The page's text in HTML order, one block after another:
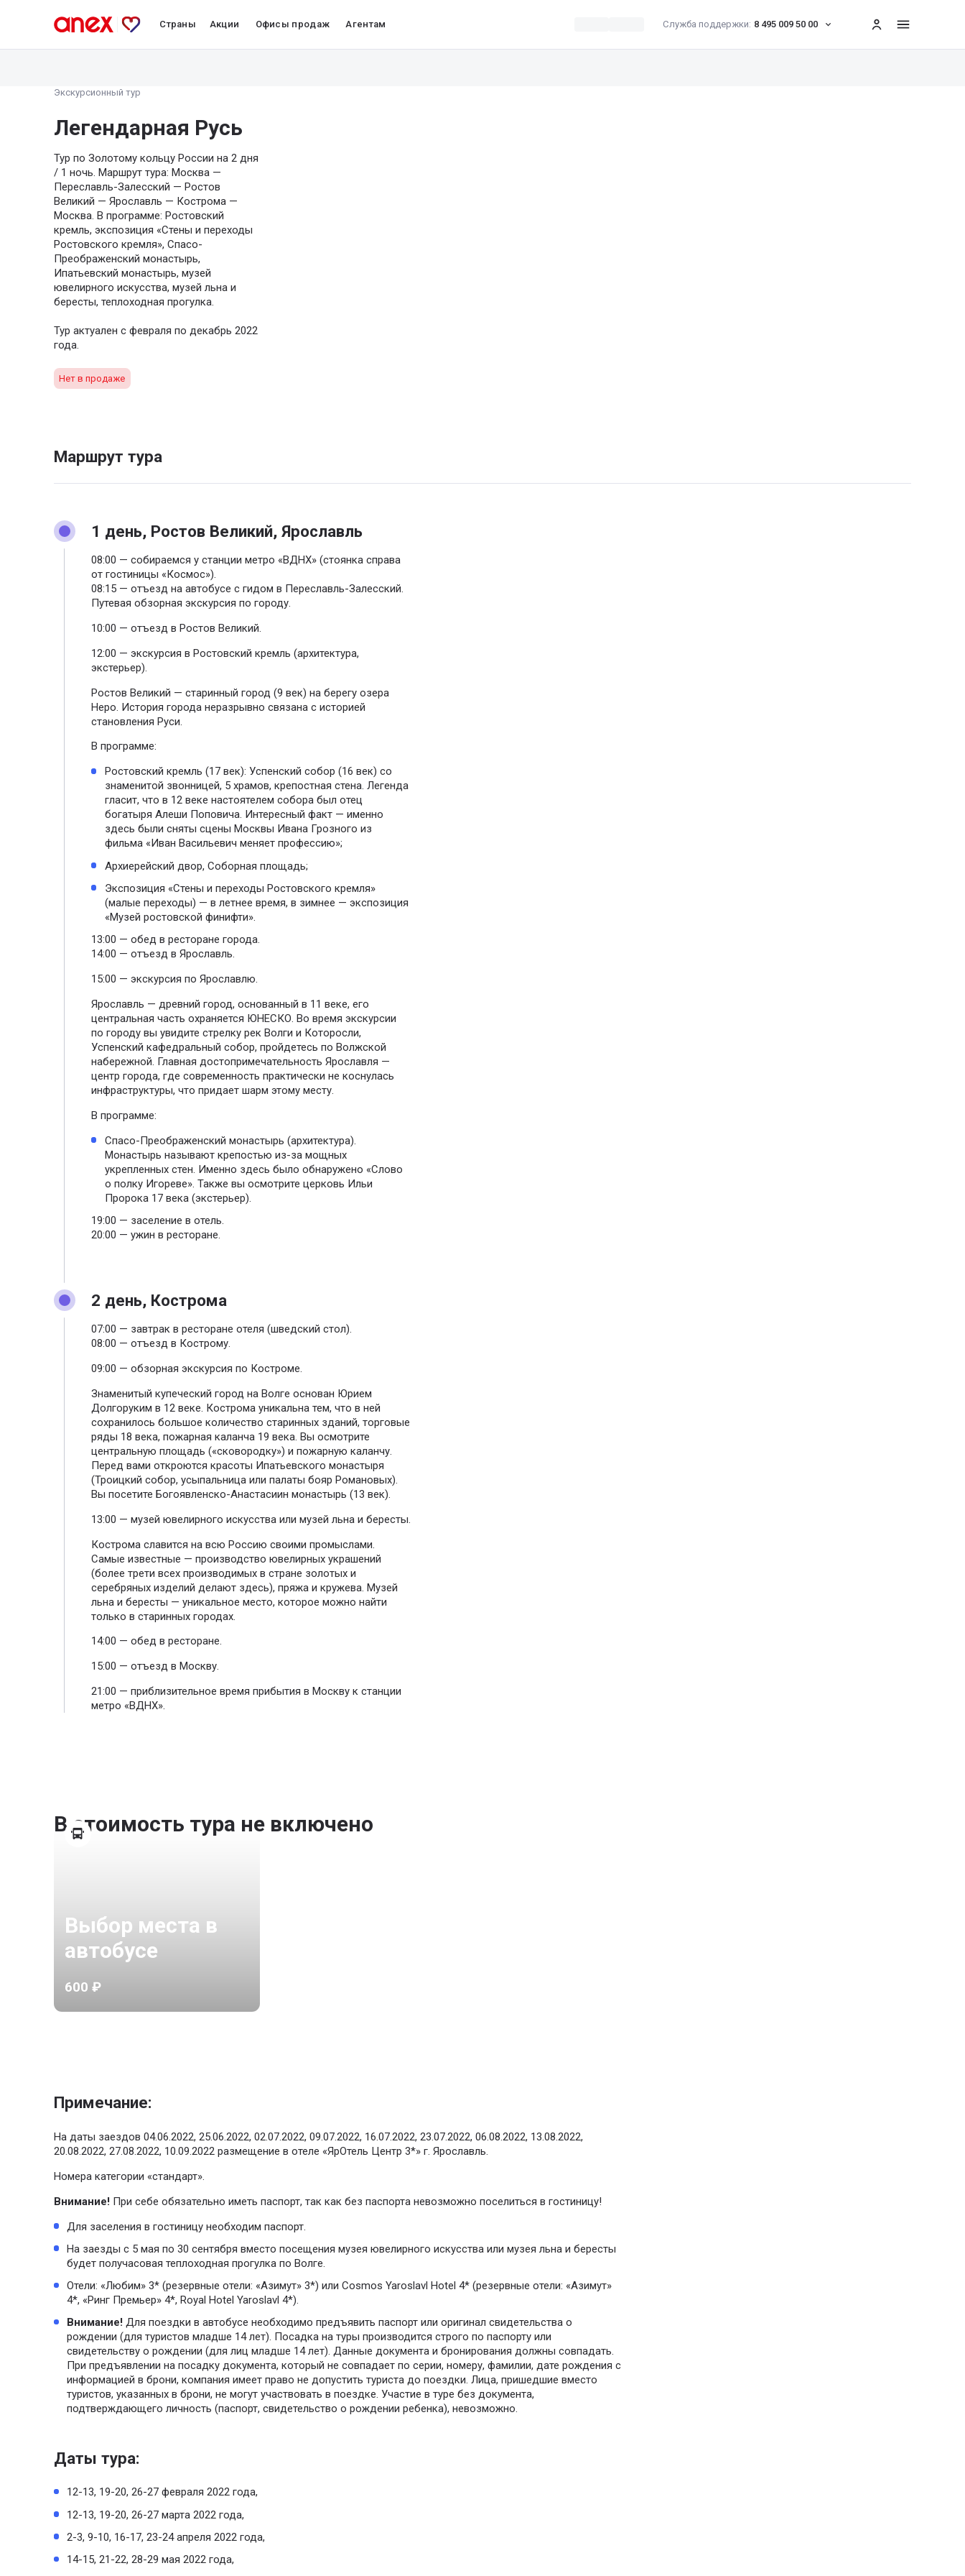
Страны Акции Офисы продаж Агентам Служба поддержки: 8 495 009 50 00 меню
Экскурсионный тур
Легендарная Русь
Тур по Золотому кольцу России на 2 дня
/ 1 ночь. Маршрут тура: Москва —
Переславль-Залесский — Ростов
Великий — Ярославль — Кострома —
Москва. В программе: Ростовский
кремль, экспозиция «Стены и переходы
Ростовского кремля», Спасо-
Преображенский монастырь,
Ипатьевский монастырь, музей
ювелирного искусства, музей льна и
бересты, теплоходная прогулка.
Тур актуален с февраля по декабрь 2022
года.
Нет в продаже
Маршрут тура
1 день, Ростов Великий, Ярославль
08:00 — собираемся у станции метро «ВДНХ» (стоянка справа
от гостиницы «Космос»).
08:15 — отъезд на автобусе с гидом в Переславль-Залесский.
Путевая обзорная экскурсия по городу.
10:00 — отъезд в Ростов Великий.
12:00 — экскурсия в Ростовский кремль (архитектура,
экстерьер).
Ростов Великий — старинный город (9 век) на берегу озера
Неро. История города неразрывно связана с историей
становления Руси.
В программе:
Ростовский кремль (17 век): Успенский собор (16 век) со
знаменитой звонницей, 5 храмов, крепостная стена. Легенда
гласит, что в 12 веке настоятелем собора был отец
богатыря Алеши Поповича. Интересный факт — именно
здесь были сняты сцены Москвы Ивана Грозного из
фильма «Иван Васильевич меняет профессию»;
Архиерейский двор, Соборная площадь;
Экспозиция «Стены и переходы Ростовского кремля»
(малые переходы) — в летнее время, в зимнее — экспозиция
«Музей ростовской финифти».
13:00 — обед в ресторане города.
14:00 — отъезд в Ярославль.
15:00 — экскурсия по Ярославлю.
Ярославль — древний город, основанный в 11 веке, его
центральная часть охраняется ЮНЕСКО. Во время экскурсии
по городу вы увидите стрелку рек Волги и Которосли,
Успенский кафедральный собор, пройдетесь по Волжской
набережной. Главная достопримечательность Ярославля —
центр города, где современность практически не коснулась
инфраструктуры, что придает шарм этому месту.
В программе:
Спасо-Преображенский монастырь (архитектура).
Монастырь называют крепостью из-за мощных
укрепленных стен. Именно здесь было обнаружено «Слово
о полку Игореве». Также вы осмотрите церковь Ильи
Пророка 17 века (экстерьер).
19:00 — заселение в отель.
20:00 — ужин в ресторане.
2 день, Кострома
07:00 — завтрак в ресторане отеля (шведский стол).
08:00 — отъезд в Кострому.
09:00 — обзорная экскурсия по Костроме.
Знаменитый купеческий город на Волге основан Юрием
Долгоруким в 12 веке. Кострома уникальна тем, что в ней
сохранилось большое количество старинных зданий, торговые
ряды 18 века, пожарная каланча 19 века. Вы осмотрите
центральную площадь («сковородку») и пожарную каланчу.
Перед вами откроются красоты Ипатьевского монастыря
(Троицкий собор, усыпальница или палаты бояр Романовых).
Вы посетите Богоявленско-Анастасиин монастырь (13 век).
13:00 — музей ювелирного искусства или музей льна и бересты.
Кострома славится на всю Россию своими промыслами.
Самые известные — производство ювелирных украшений
(более трети всех производимых в стране золотых и
серебряных изделий делают здесь), пряжа и кружева. Музей
льна и бересты — уникальное место, которое можно найти
только в старинных городах.
14:00 — обед в ресторане.
15:00 — отъезд в Москву.
21:00 — приблизительное время прибытия в Москву к станции
метро «ВДНХ».
В стоимость тура не включено
Выбор места в
автобусе
600 ₽
Примечание:
На даты заездов 04.06.2022, 25.06.2022, 02.07.2022, 09.07.2022, 16.07.2022, 23.07.2022, 06.08.2022, 13.08.2022,
20.08.2022, 27.08.2022, 10.09.2022 размещение в отеле «ЯрОтель Центр 3*» г. Ярославль.
Номера категории «стандарт».
Внимание! При себе обязательно иметь паспорт, так как без паспорта невозможно поселиться в гостиницу!
Для заселения в гостиницу необходим паспорт.
На заезды с 5 мая по 30 сентября вместо посещения музея ювелирного искусства или музея льна и бересты
будет получасовая теплоходная прогулка по Волге.
Отели: «Любим» 3* (резервные отели: «Азимут» 3*) или Cosmos Yaroslavl Hotel 4* (резервные отели: «Азимут»
4*, «Ринг Премьер» 4*, Royal Hotel Yaroslavl 4*).
Внимание! Для поездки в автобусе необходимо предъявить паспорт или оригинал свидетельства о
рождении (для туристов младше 14 лет). Посадка на туры производится строго по паспорту или
свидетельству о рождении (для лиц младше 14 лет). Данные документа и бронирования должны совпадать.
При предъявлении на посадку документа, который не совпадает по серии, номеру, фамилии, дате рождения с
информацией в брони, компания имеет право не допустить туриста до поездки. Лица, пришедшие вместо
туристов, указанных в брони, не могут участвовать в поездке. Участие в туре без документа,
подтверждающего личность (паспорт, свидетельство о рождении ребенка), невозможно.
Даты тура:
12-13, 19-20, 26-27 февраля 2022 года,
12-13, 19-20, 26-27 марта 2022 года,
2-3, 9-10, 16-17, 23-24 апреля 2022 года,
14-15, 21-22, 28-29 мая 2022 года,